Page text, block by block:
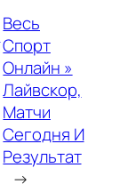
Весь
Спорт
Онлайн »
Лайвскор,
Матчи
Сегодня И
Результат
→